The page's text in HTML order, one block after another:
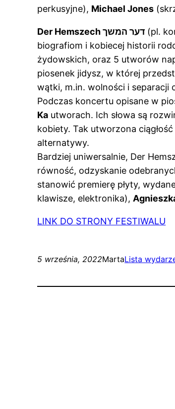
perkusyjne), Michael Jones
Der Hemszech דער המשך (pl.
biografiom i kobiecej historii
żydowskich, oraz 5 utworów
piosenek jidysz, w której
wątki, m.in. wolności i separacji
Podczas koncertu opisane w
Ka utworach. Ich słowa są
kobiety. Tak utworzona
alternatywy.
Bardziej uniwersalnie, Der
równość, odzyskanie
stanowić premierę płyty,
klawisze, elektronika),
LINK DO STRONY FESTIWALU
5 września, 2022MartaLista